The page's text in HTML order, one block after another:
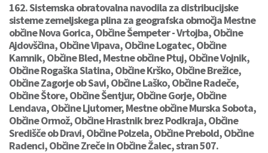
162. Sistemska obratovalna navodila za distribucijske
sisteme zemeljskega plina za geografska območja Mestne
občine Nova Gorica, Občine Šempeter - Vrtojba, Občine
Ajdovščina, Občine Vipava, Občine Logatec, Občine
Kamnik, Občine Bled, Mestne občine Ptuj, Občine Vojnik,
Občine Rogaška Slatina, Občine Krško, Občine Brežice,
Občine Zagorje ob Savi, Občine Laško, Občine Radeče,
Občine Štore, Občine Šentjur, Občine Gorje, Občine
Lendava, Občine Ljutomer, Mestne občine Murska Sobota,
Občine Ormož, Občine Hrastnik brez Podkraja, Občine
Središče ob Dravi, Občine Polzela, Občine Prebold, Občine
Radenci, Občine Zreče in Občine Žalec, stran 507.